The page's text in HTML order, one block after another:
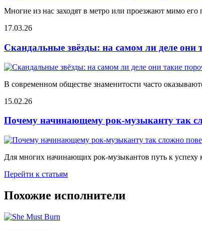
Многие из нас заходят в метро или проезжают мимо
17.03.26
Скандальные звёзды: на самом ли деле они
В современном обществе знаменитости часто
15.02.26
Почему начинающему рок-музыканту так
Для многих начинающих рок-музыкантов путь к
Перейти к статьям
Похожие исполнители